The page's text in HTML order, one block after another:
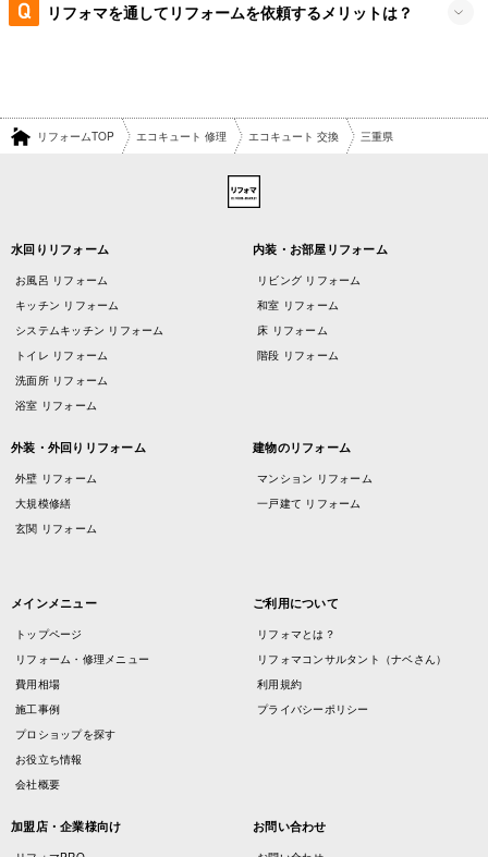
リフォマを通してリフォームを依頼するメリットは？
リフォームTOP エコキュート 修理 エコキュート 交換 三重県
水回りリフォーム
お風呂 リフォーム
キッチン リフォーム
システムキッチン リフォーム
トイレ リフォーム
洗面所 リフォーム
浴室 リフォーム
内装・お部屋リフォーム
リビング リフォーム
和室 リフォーム
床 リフォーム
階段 リフォーム
外装・外回りリフォーム
外壁 リフォーム
大規模修繕
玄関 リフォーム
建物のリフォーム
マンション リフォーム
一戸建て リフォーム
メインメニュー
トップページ
リフォーム・修理メニュー
費用相場
施工事例
プロショップを探す
お役立ち情報
会社概要
ご利用について
リフォマとは？
リフォマコンサルタント（ナベさん）
利用規約
プライバシーポリシー
加盟店・企業様向け お問い合わせ